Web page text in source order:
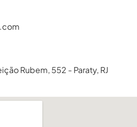
Rubem, 552 - Paraty, RJ